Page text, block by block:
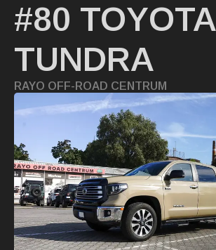
#80 TOYOTA
TUNDRA
RAYO OFF-ROAD CENTRUM